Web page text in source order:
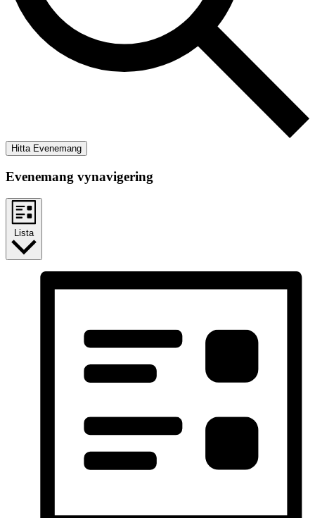
Hitta Evenemang
Evenemang vynavigering
Lista